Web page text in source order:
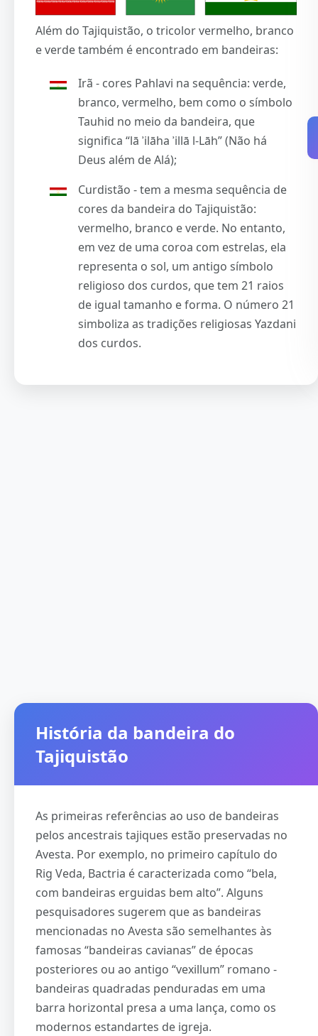
Além do Tajiquistão, o tricolor vermelho, branco
e verde também é encontrado em bandeiras:
Irã - cores Pahlavi na sequência: verde,
branco, vermelho, bem como o símbolo
Tauhid no meio da bandeira, que
significa “lā ʾilāha ʾillā l-Lāh” (Não há
Deus além de Alá);
Curdistão - tem a mesma sequência de
cores da bandeira do Tajiquistão:
vermelho, branco e verde. No entanto,
em vez de uma coroa com estrelas, ela
representa o sol, um antigo símbolo
religioso dos curdos, que tem 21 raios
de igual tamanho e forma. O número 21
simboliza as tradições religiosas Yazdani
dos curdos.
História da bandeira do
Tajiquistão
As primeiras referências ao uso de bandeiras
pelos ancestrais tajiques estão preservadas no
Avesta. Por exemplo, no primeiro capítulo do
Rig Veda, Bactria é caracterizada como “bela,
com bandeiras erguidas bem alto”. Alguns
pesquisadores sugerem que as bandeiras
mencionadas no Avesta são semelhantes às
famosas “bandeiras cavianas” de épocas
posteriores ou ao antigo “vexillum” romano -
bandeiras quadradas penduradas em uma
barra horizontal presa a uma lança, como os
modernos estandartes de igreja.